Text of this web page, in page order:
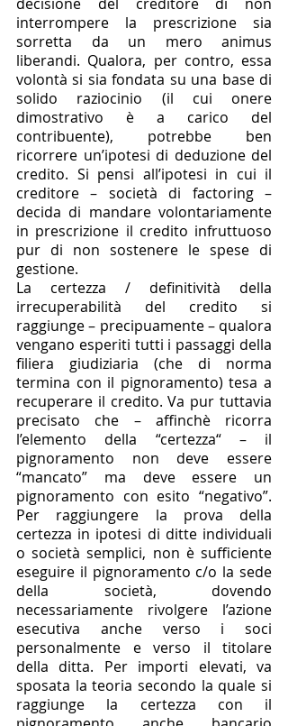
interrompere la prescrizione sia
sorretta da un mero animus
liberandi. Qualora, per contro, essa
volontà si sia fondata su una base di
solido raziocinio (il cui onere
dimostrativo è a carico del
contribuente), potrebbe ben
ricorrere un’ipotesi di deduzione del
credito. Si pensi all’ipotesi in cui il
creditore – società di factoring –
decida di mandare volontariamente
in prescrizione il credito infruttuoso
pur di non sostenere le spese di
gestione.
La certezza / definitività della
irrecuperabilità del credito si
raggiunge – precipuamente – qualora
vengano esperiti tutti i passaggi della
filiera giudiziaria (che di norma
termina con il pignoramento) tesa a
recuperare il credito. Va pur tuttavia
precisato che – affinchè ricorra
l’elemento della “certezza“ – il
pignoramento non deve essere
“mancato” ma deve essere un
pignoramento con esito “negativo”.
Per raggiungere la prova della
certezza in ipotesi di ditte individuali
o società semplici, non è sufficiente
eseguire il pignoramento c/o la sede
della società, dovendo
necessariamente rivolgere l’azione
esecutiva anche verso i soci
personalmente e verso il titolare
della ditta. Per importi elevati, va
sposata la teoria secondo la quale si
raggiunge la certezza con il